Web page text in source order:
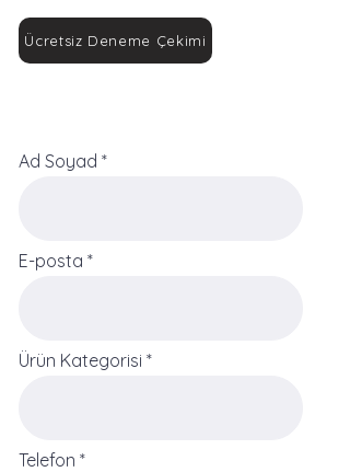
Ücretsiz Deneme Çekimi
Ad Soyad
E-posta
Ürün Kategorisi
Telefon